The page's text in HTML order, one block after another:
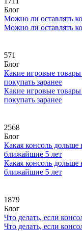
Блог
Можно ли оставлять
Можно ли оставлять
571
Блог
Какие игровые
покупать заранее
Какие игровые
покупать заранее
2568
Блог
Какая консоль дольше
ближайшие 5 лет
Какая консоль дольше
ближайшие 5 лет
1879
Блог
Что делать, если
Что делать, если